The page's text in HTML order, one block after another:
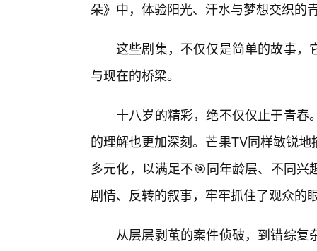
朵》中，体验阳光、汗水与梦想交织的
这些剧集，不仅仅是简单的故事，
与现在的桥梁。
十八岁的精彩，绝不仅仅止于青
的理解也更加深刻。芒果TV同样敏锐
多元化，以满足不🎯同年龄层、不同
剧情、反转的叙事，牢牢抓住了观众的
从层层剥茧的案件侦破，到错综